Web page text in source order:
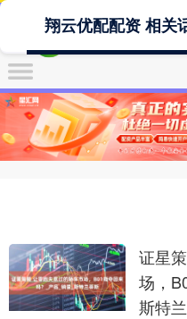
翔云优配配资 相关
证星
场，
斯特